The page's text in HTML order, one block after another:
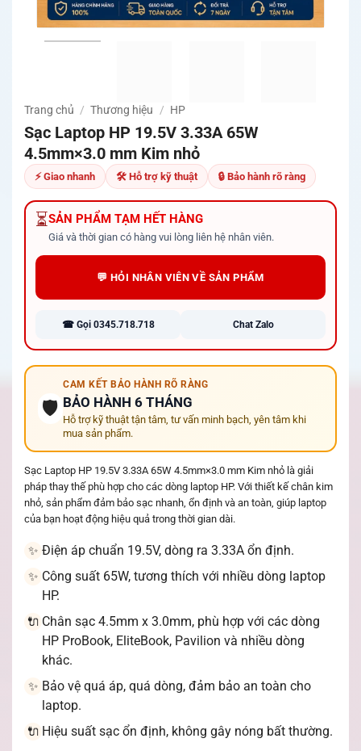
Trang chủ / Thương hiệu / HP
Sạc Laptop HP 19.5V 3.33A 65W
4.5mm×3.0 mm Kim nhỏ
⚡ Giao nhanh 🛠 Hỗ trợ kỹ thuật 🔒 Bảo hành rõ ràng
⏳SẢN PHẨM TẠM HẾT HÀNG
Giá và thời gian có hàng vui lòng liên hệ nhân viên.
💬 HỎI NHÂN VIÊN VỀ SẢN PHẨM
☎ Gọi 0345.718.718 Chat Zalo
🛡️
CAM KẾT BẢO HÀNH RÕ RÀNG
BẢO HÀNH 6 THÁNG
Hỗ trợ kỹ thuật tận tâm, tư vấn minh bạch, yên tâm khi
mua sản phẩm.
Sạc Laptop HP 19.5V 3.33A 65W 4.5mm×3.0 mm Kim nhỏ là giải
pháp thay thế phù hợp cho các dòng laptop HP. Với thiết kế chân kim
nhỏ, sản phẩm đảm bảo sạc nhanh, ổn định và an toàn, giúp laptop
của bạn hoạt động hiệu quả trong thời gian dài.
✨ Điện áp chuẩn 19.5V, dòng ra 3.33A ổn định.
✨ Công suất 65W, tương thích với nhiều dòng laptop
HP.
🔌 Chân sạc 4.5mm x 3.0mm, phù hợp với các dòng
HP ProBook, EliteBook, Pavilion và nhiều dòng
khác.
✨ Bảo vệ quá áp, quá dòng, đảm bảo an toàn cho
laptop.
🔌 Hiệu suất sạc ổn định, không gây nóng bất thường.